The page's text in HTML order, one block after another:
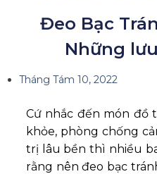
Đeo Bạc
Những
Tháng Tám 10, 2022
Cứ nhắc đến món đồ
khỏe, phòng chống
trị lâu bền thì nhiều
rằng nên đeo bạc